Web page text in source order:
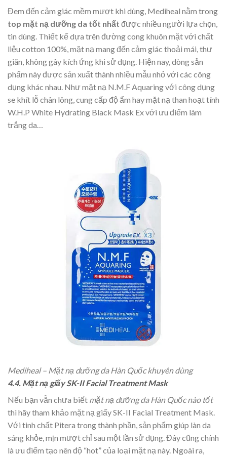
Đem đến cảm giác mềm mượt khi dùng, Mediheal nằm trong
top mặt nạ dưỡng da tốt nhất được nhiều người lựa chọn,
tin dùng. Thiết kế dựa trên đường cong khuôn mặt với chất
liệu cotton 100%, mặt nạ mang đến cảm giác thoải mái, thư
giãn, không gây kích ứng khi sử dụng. Hiện nay, dòng sản
phẩm này được sản xuất thành nhiều mẫu nhỏ với các công
dụng khác nhau. Như mặt nạ N.M.F Aquaring với công dụng
se khít lỗ chân lông, cung cấp độ ẩm hay mặt nạ than hoạt tính
W.H.P White Hydrating Black Mask Ex với ưu điểm làm
trắng da…
Mediheal – Mặt nạ dưỡng da Hàn Quốc khuyên dùng
4.4. Mặt nạ giấy SK-II Facial Treatment Mask
Nếu bạn vẫn chưa biết mặt nạ dưỡng da Hàn Quốc nào tốt
thì hãy tham khảo mặt nạ giấy SK-II Facial Treatment Mask.
Với tinh chất Pitera trong thành phần, sản phẩm giúp làn da
sáng khỏe, mịn mượt chỉ sau một lần sử dụng. Đây cũng chính
là ưu điểm tạo nên độ “hot” của loại mặt nạ này. Ngoài ra,